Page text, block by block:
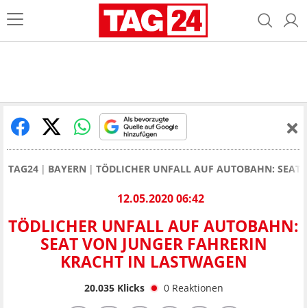
TAG24 BAYERN TÖDLICHER UNFALL AUF AUTOBAHN: SEAT
12.05.2020 06:42
TÖDLICHER UNFALL AUF AUTOBAHN:
SEAT VON JUNGER FAHRERIN
KRACHT IN LASTWAGEN
20.035Klicks 0 Reaktionen